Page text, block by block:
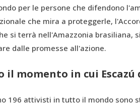
per le persone che difendono
che mira a proteggerle,
si terrà nell'Amazzonia
dalle promesse all'azione.
il momento in cui
196 attivisti in tutto il mondo sono